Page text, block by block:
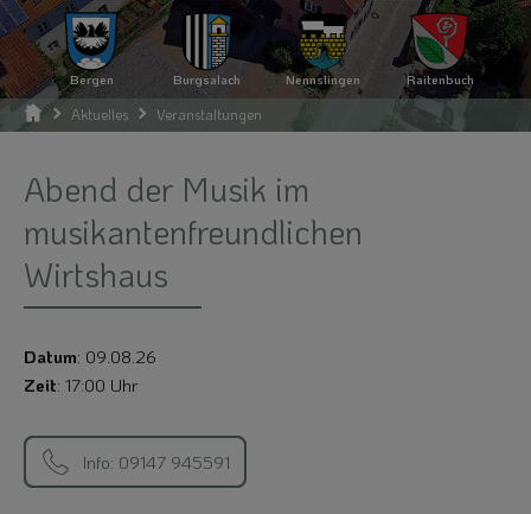
Bergen Burgsalach Nennslingen Raitenbuch
Aktuelles Veranstaltungen
Abend der Musik im
musikantenfreundlichen
Wirtshaus
Datum: 09.08.26
Zeit: 17:00 Uhr
Info: 09147 945591